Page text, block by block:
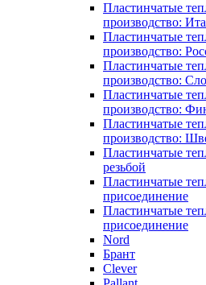
Пластинчатые
производство:
Пластинчатые
производство:
Пластинчатые
производство:
Пластинчатые
производство:
Пластинчатые
производство:
Пластинчатые
резьбой
Пластинчатые
присоединение
Пластинчатые
присоединение
Nord
Брант
Clever